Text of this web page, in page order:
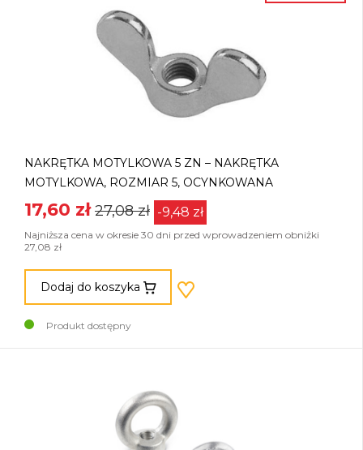
NAKRĘTKA MOTYLKOWA 5 ZN – NAKRĘTKA
MOTYLKOWA, ROZMIAR 5, OCYNKOWANA
17,60 zł 27,08 zł -9,48 zł
Najniższa cena w okresie 30 dni przed wprowadzeniem obniżki
27,08 zł
Dodaj do koszyka
Produkt dostępny